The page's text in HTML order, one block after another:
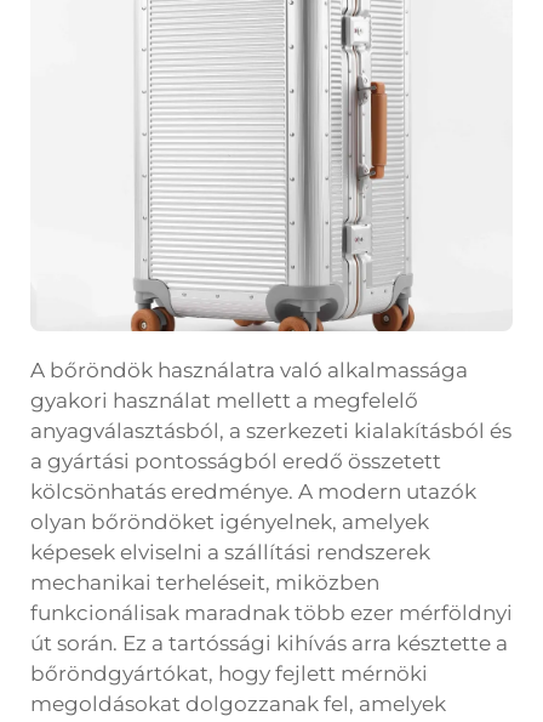
A bőröndök használatra való alkalmassága
gyakori használat mellett a megfelelő
anyagválasztásból, a szerkezeti kialakításból és
a gyártási pontosságból eredő összetett
kölcsönhatás eredménye. A modern utazók
olyan bőröndöket igényelnek, amelyek
képesek elviselni a szállítási rendszerek
mechanikai terheléseit, miközben
funkcionálisak maradnak több ezer mérföldnyi
út során. Ez a tartóssági kihívás arra késztette a
bőröndgyártókat, hogy fejlett mérnöki
megoldásokat dolgozzanak fel, amelyek